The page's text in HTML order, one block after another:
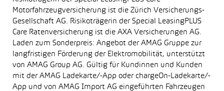
Motorfahrzeugversicherung ist die Zürich Versicherungs-
Gesellschaft AG. Risikoträgerin der Special LeasingPLUS
Care Ratenversicherung ist die AXA Versicherungen AG.
Laden zum Sonderpreis: Angebot der AMAG Gruppe zur
langfristigen Förderung der Elektromobilität, unterstützt
von AMAG Group AG. Gültig für Kundinnen und Kunden
mit der AMAG Ladekarte/-App oder chargeOn-Ladekarte/-
App und von AMAG Import AG eingeführten Fahrzeugen